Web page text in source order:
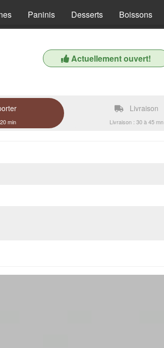
Paninis Desserts Boissons
Actuellement ouvert!
min
Livraison
Livraison : 30 à 45 mn